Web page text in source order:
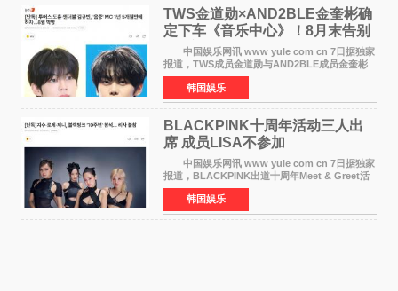
TWS金道勋×AND2BLE金奎彬确
定下车《音乐中心》！8月末告别
MC席位
中国娱乐网讯 www yule com cn 7日据独家
报道，TWS成员金道勋与AND2BLE成员金奎彬
将于8月离开《音乐中心》MC的位置。 金道
勋与金奎彬于去年3月与H2H A-NA一起被选为
《音乐中心》MC，约1
韩国娱乐
BLACKPINK十周年活动三人出
席 成员LISA不参加
中国娱乐网讯 www yule com cn 7日据独家
报道，BLACKPINK出道十周年Meet & Greet活
动将由智秀、ROS&Eacute;、JENNIE出席，
LISA将缺席。 此前BLACKPINK所属社YG并
未为组合出道十周年做
韩国娱乐